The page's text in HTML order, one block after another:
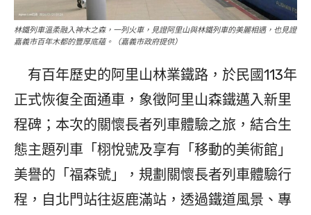
林鐵列車溫柔融入神木之森，一列火車，見證阿里山與林鐵列車的美麗相遇，也見證
嘉義市百年木都的豐厚底蘊。（嘉義市政府提供）
有百年歷史的阿里山林業鐵路，於民國113年
正式恢復全面通車，象徵阿里山森鐵邁入新里
程碑；本次的關懷長者列車體驗之旅，結合生
態主題列車「栩悅號及享有「移動的美術館」
美譽的「福森號」，規劃關懷長者列車體驗行
程，自北門站往返鹿滿站，透過鐵道風景、專